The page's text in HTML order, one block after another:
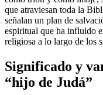
que atraviesan toda la
señalan un plan de
espiritual que ha influido
religiosa a lo largo de los
Significado y
“hijo de Judá”